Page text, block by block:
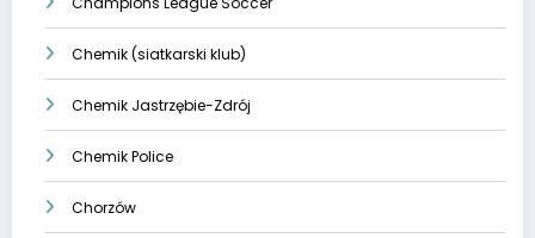
Chemik (siatkarski klub)
Chemik Jastrzębie-Zdrój
Chemik Police
Chorzów